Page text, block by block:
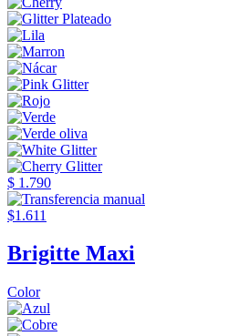
$ 1.790
$1.611
Brigitte Maxi
Color